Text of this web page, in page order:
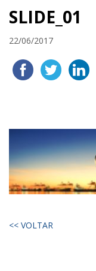
SLIDE_01
22/06/2017
<< VOLTAR